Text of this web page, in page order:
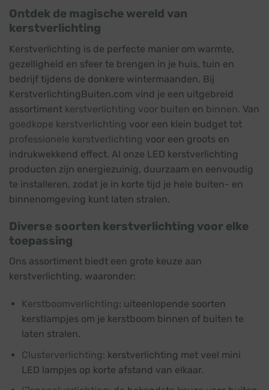
Ontdek de magische wereld van
kerstverlichting
Kerstverlichting is de perfecte manier om warmte,
gezelligheid en sfeer te brengen in je huis, tuin en
bedrijf tijdens de donkere wintermaanden. Bij
KerstverlichtingBuiten.com vind je een uitgebreid
assortiment kerstverlichting voor buiten en binnen. Van
goedkope kerstverlichting voor een klein budget tot
professionele kerstverlichting voor een groots en
indrukwekkend effect. Al onze LED kerstverlichting
producten zijn energiezuinig, duurzaam en eenvoudig
te installeren, zodat je in korte tijd je hele buiten- en
binnenomgeving kunt laten stralen.
Diverse soorten kerstverlichting voor elke
toepassing
Ons assortiment biedt een grote keuze aan
kerstverlichting, waaronder:
Kerstboomverlichting: uiteenlopende soorten
kerstlampjes om je kerstboom binnen of buiten te
laten stralen.
Clusterverlichting: kerstverlichting met veel mini
LED lampjes op korte afstand van elkaar.